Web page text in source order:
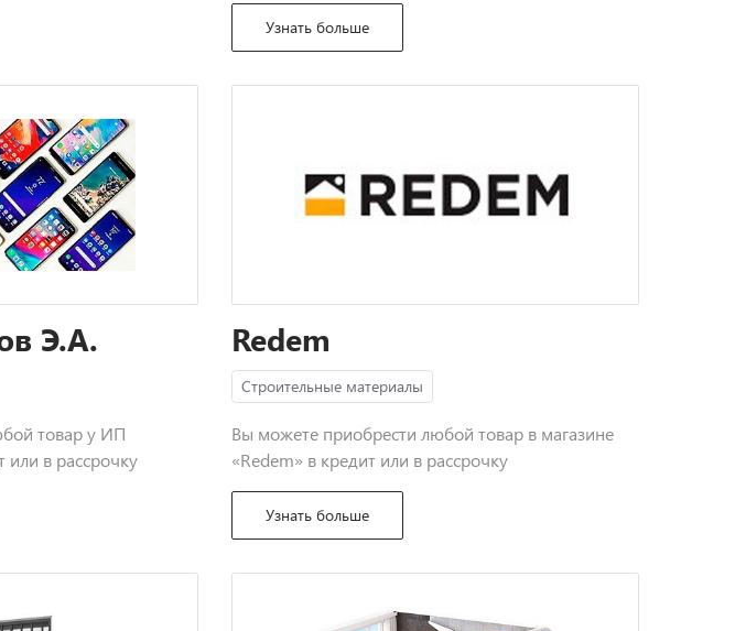
Узнать больше
Э.А.
товар у ИП
или в рассрочку
Redem
Строительные материалы
Вы можете приобрести любой товар в магазине
«Redem» в кредит или в рассрочку
Узнать больше